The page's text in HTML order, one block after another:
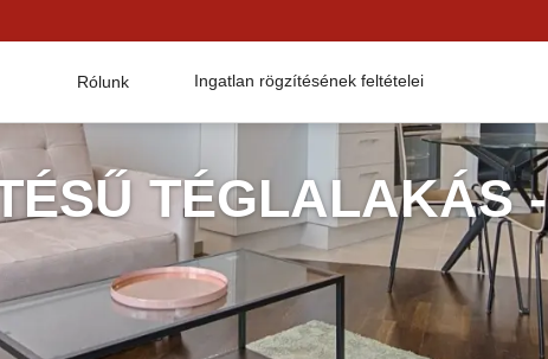
Rólunk Ingatlan rögzítésének feltételei
TÉGLALAKÁS -